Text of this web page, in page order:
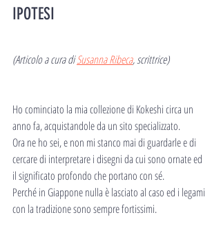
IPOTESI
(Articolo a cura di Susanna Ribeca, scrittrice)
Ho cominciato la mia collezione di Kokeshi circa un
anno fa, acquistandole da un sito specializzato.
Ora ne ho sei, e non mi stanco mai di guardarle e di
cercare di interpretare i disegni da cui sono ornate ed
il significato profondo che portano con sé.
Perché in Giappone nulla è lasciato al caso ed i legami
con la tradizione sono sempre fortissimi.